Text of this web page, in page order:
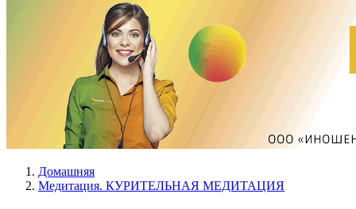
Домашняя
Медитация. КУРИТЕЛЬНАЯ МЕДИТАЦИЯ